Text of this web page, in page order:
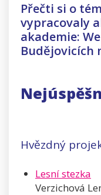
Přečti si o
vypracovaly
akademie:
Budějovicích
Hvězdný
Lesní stezka
Verzichová